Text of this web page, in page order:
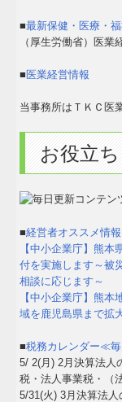
■最新保健・医療・
（厚生労働省）医
■ 医業経営情報
当事務所はＴＫＣ医
お役立
■経営者オススメ情
【中小企業庁】熊
付を実施します～被
相談に応じます～
【中小企業庁】熊
域を鹿児島県まで拡
■税務カレンダー≪
5/ 2(月) 2月決算法人
税・法人事業税・（
5/31(火) 3月決算法